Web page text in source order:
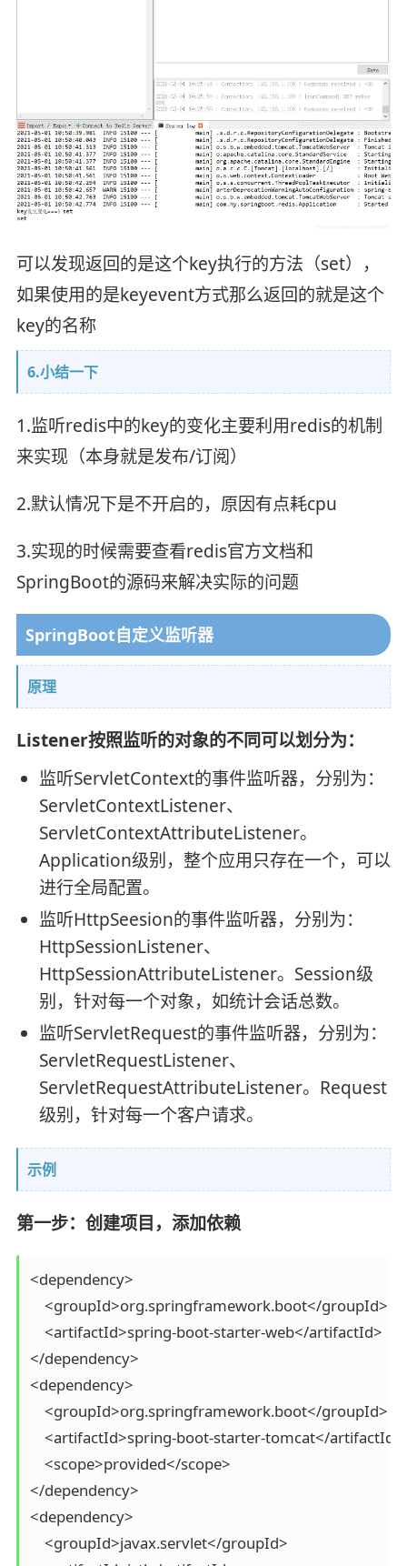
可以发现返回的是这个key执行的方法（set），
如果使用的是keyevent方式那么返回的就是这个
key的名称
6.小结一下
1.监听redis中的key的变化主要利用redis的机制
来实现（本身就是发布/订阅）
2.默认情况下是不开启的，原因有点耗cpu
3.实现的时候需要查看redis官方文档和
SpringBoot的源码来解决实际的问题
SpringBoot自定义监听器
原理
Listener按照监听的对象的不同可以划分为：
监听ServletContext的事件监听器，分别为：
ServletContextListener、
ServletContextAttributeListener。
Application级别，整个应用只存在一个，可以
进行全局配置。
监听HttpSeesion的事件监听器，分别为：
HttpSessionListener、
HttpSessionAttributeListener。Session级
别，针对每一个对象，如统计会话总数。
监听ServletRequest的事件监听器，分别为：
ServletRequestListener、
ServletRequestAttributeListener。Request
级别，针对每一个客户请求。
示例
第一步：创建项目，添加依赖
<dependency>
    <groupId>org.springframework.boot</groupId>
    <artifactId>spring-boot-starter-web</artifactId>
</dependency>
<dependency>
    <groupId>org.springframework.boot</groupId>
    <artifactId>spring-boot-starter-tomcat</artifactId>
    <scope>provided</scope>
</dependency>
<dependency>
    <groupId>javax.servlet</groupId>